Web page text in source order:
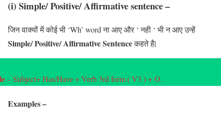
(i) Simple/ Positive/ Affirmative sentence–
जिन वाक्यों में कोई भी ‘Wh’ word ना आए और ‘ नही ‘ भी न आए उन्हें
Simple/ Positive/ Affirmative Sentenceकहते है|
– Subject+ Has/Have + Verb 3rd form ( V3 ) + O.
Examples–